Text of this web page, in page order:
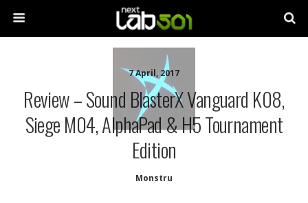
7 April, 2017
Review – Sound BlasterX Vanguard K08,
Siege M04, AlphaPad & H5 Tournament
Edition
Monstru